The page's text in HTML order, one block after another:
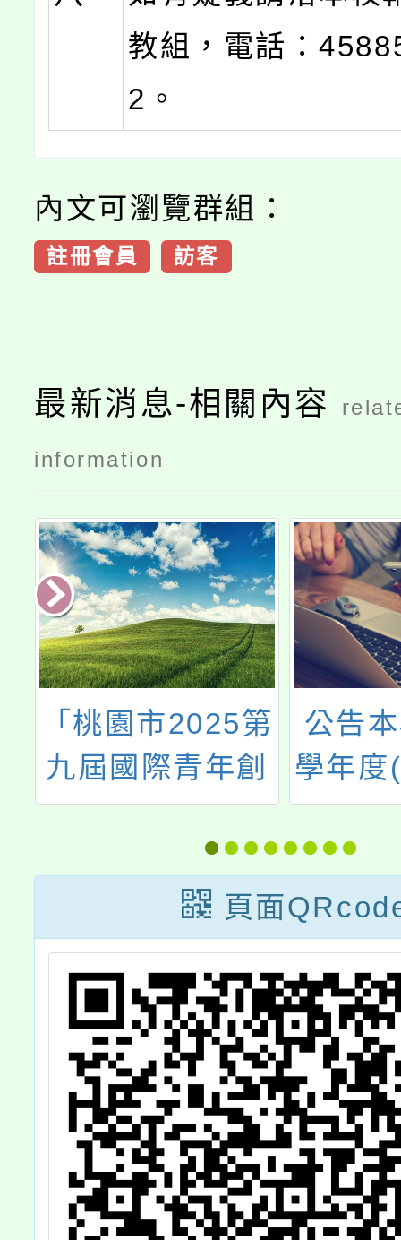
教組，電話：
2。
內文可瀏覽群組：
註冊會員 訪客
最新消息-相關內容
information
「桃園市2025第
九屆國際青年創
意美學競賽」競
賽簡章及宣傳海
公告
學年度
身心
育服
教學
服務
頁面